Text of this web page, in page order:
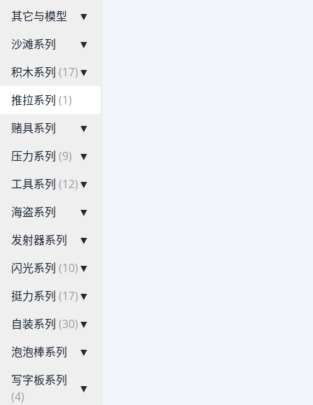
其它与模型
▼
沙滩系列
▼
积木系列 (17)▼
推拉系列 (1)
赌具系列
▼
压力系列 (9) ▼
工具系列 (12)▼
海盗系列
▼
发射器系列
▼
闪光系列 (10)▼
挺力系列 (17)▼
自装系列 (30)▼
泡泡棒系列
▼
写字板系列
(4)
▼